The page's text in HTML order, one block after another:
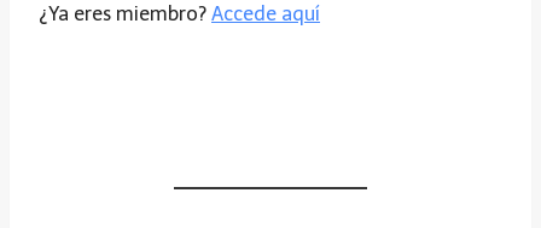
¿Ya eres miembro? Accede aquí